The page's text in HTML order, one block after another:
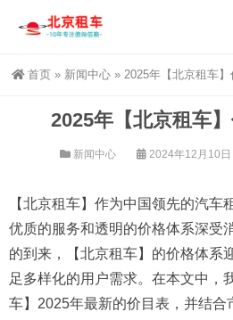
首页 » 新闻中心 » 2025年【北京租车
2025年【北京租车
新闻中心 2024年12月10
【北京租车】作为中国领先的汽车
优质的服务和透明的价格体系深受
的到来，【北京租车】的价格体系
足多样化的用户需求。在本文中，
车】2025年最新的价目表，并结合